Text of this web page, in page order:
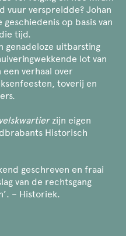
vuur verspreidde? Johan
op basis van
tijd.
uitbarsting
lot van
verhaal over
toverij en
zijn eigen
Historisch
geschreven en fraai
van de rechtsgang
– Historiek.